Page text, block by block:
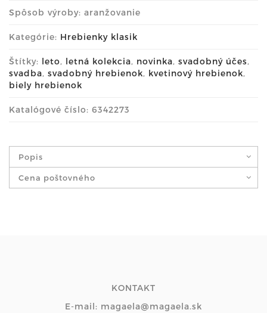
Spôsob výroby: aranžovanie
Kategórie: Hrebienky klasik
Štítky: leto, letná kolekcia, novinka, svadobný účes,
svadba, svadobný hrebienok, kvetinový hrebienok,
biely hrebienok
Katalógové číslo: 6342273
Popis
Cena poštovného
KONTAKT
E-mail: magaela@magaela.sk